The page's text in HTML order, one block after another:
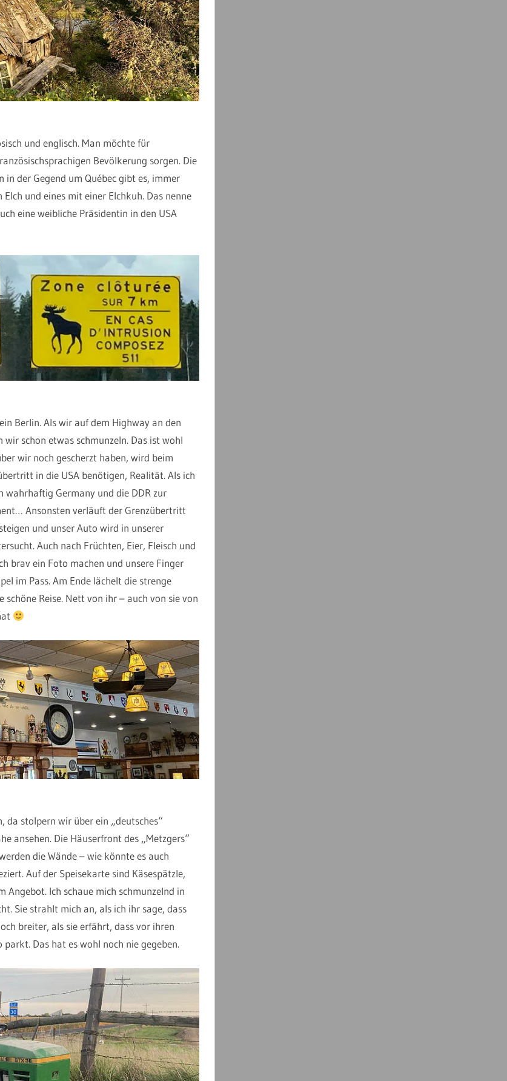
und englisch. Man möchte für
Bevölkerung sorgen. Die
der Gegend um Québec gibt es, immer
und eines mit einer Elchkuh. Das nenne
eine weibliche Präsidentin in den USA
Berlin. Als wir auf dem Highway an den
schon etwas schmunzeln. Das ist wohl
wir noch gescherzt haben, wird beim
in die USA benötigen, Realität. Als ich
Germany und die DDR zur
Ansonsten verläuft der Grenzübertritt
und unser Auto wird in unserer
Auch nach Früchten, Eier, Fleisch und
brav ein Foto machen und unsere Finger
im Pass. Am Ende lächelt die strenge
Reise. Nett von ihr – auch von sie von
da stolpern wir über ein „deutsches“
ansehen. Die Häuserfront des „Metzgers“
die Wände – wie könnte es auch
Auf der Speisekarte sind Käsespätzle,
Ich schaue mich schmunzelnd in
Sie strahlt mich an, als ich ihr sage, dass
breiter, als sie erfährt, dass vor ihren
Das hat es wohl noch nie gegeben.